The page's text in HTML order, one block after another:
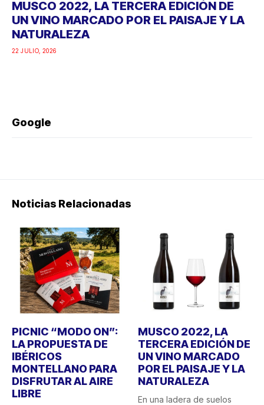
MUSCO 2022, LA TERCERA EDICIÓN DE
UN VINO MARCADO POR EL PAISAJE Y LA
NATURALEZA
22 JULIO, 2026
Google
Noticias Relacionadas
PICNIC “MODO ON”:
LA PROPUESTA DE
IBÉRICOS
MONTELLANO PARA
DISFRUTAR AL AIRE
LIBRE
MUSCO 2022, LA
TERCERA EDICIÓN DE
UN VINO MARCADO
POR EL PAISAJE Y LA
NATURALEZA
En una ladera de suelos